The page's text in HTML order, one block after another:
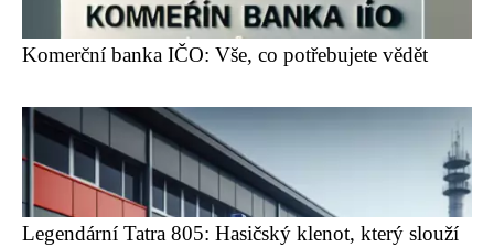
Komerční banka IČO: Vše, co potřebujete vědět
Legendární Tatra 805: Hasičský klenot, který slouží